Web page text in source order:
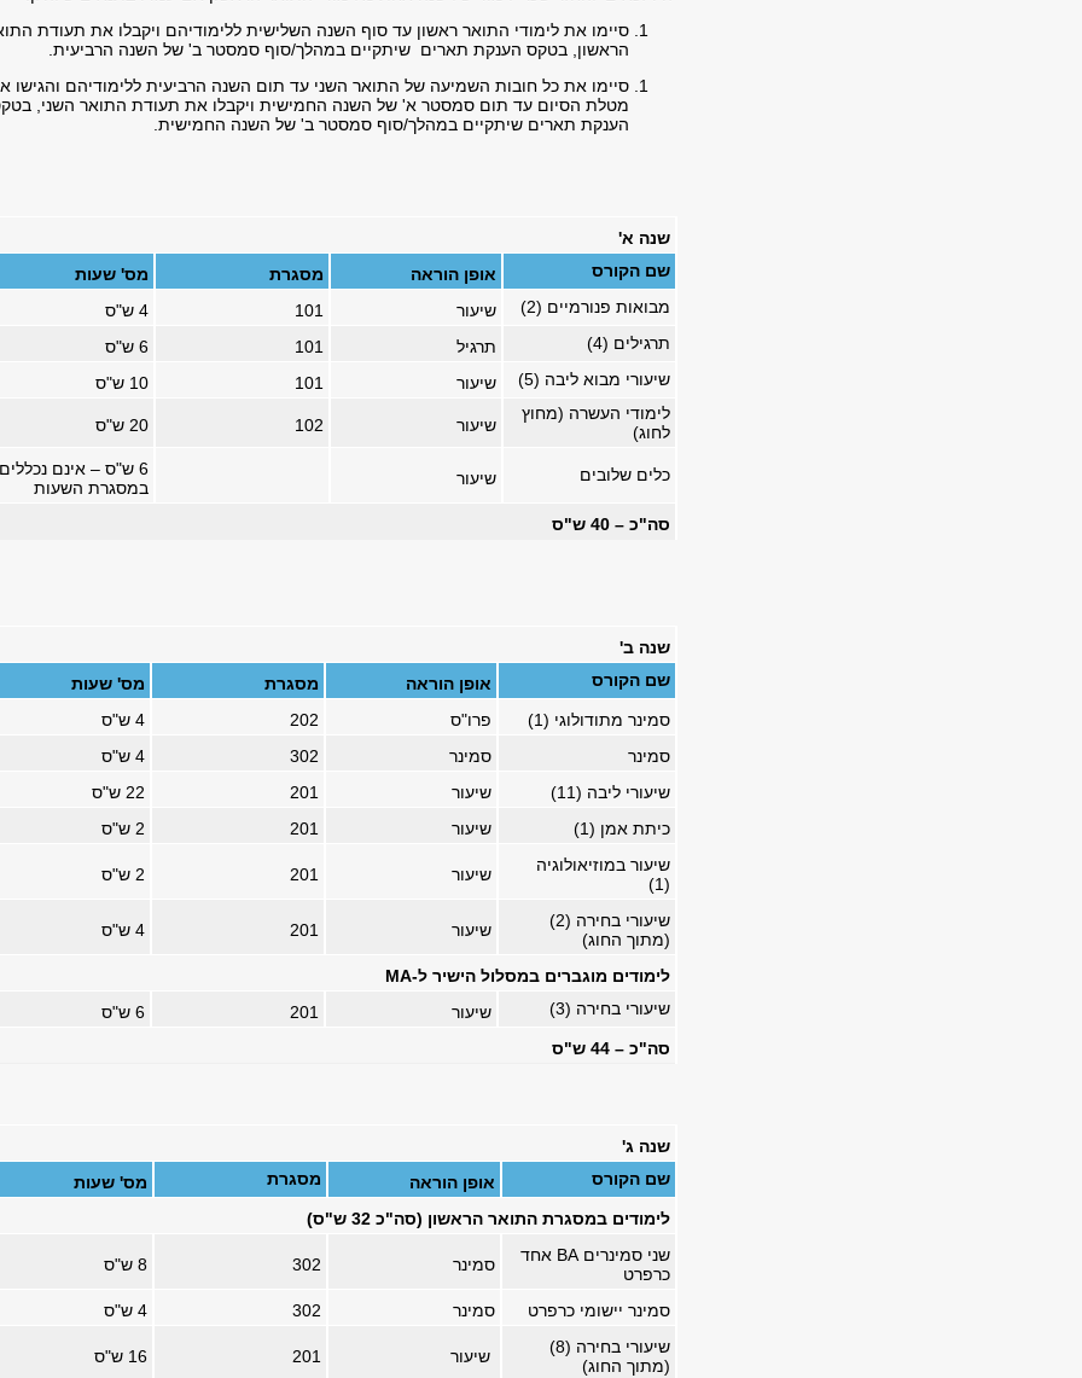
סיימו את לימודי התואר ראשון עד סוף השנה השלישית ללימודיהם ויקבלו את תעודת
הראשון, בטקס הענקת תארים שיתקיים במהלך/סוף סמסטר ב' של השנה הרביעית.
סיימו את כל חובות השמיעה של התואר השני עד תום השנה הרביעית ללימודיהם והגישו
מטלת הסיום עד תום סמסטר א' של השנה החמישית ויקבלו את תעודת התואר השני,
הענקת תארים שיתקיים במהלך/סוף סמסטר ב' של השנה החמישית.
שנה א'
שם הקורס
אופן הוראה מסגרת
מס' שעות
מבואות פנורמיים (2)
שיעור 101
4 ש"ס
תרגילים (4)
תרגיל 101
6 ש"ס
שיעורי מבוא ליבה (5)
שיעור 101
10 ש"ס
לימודי העשרה (מחוץ
לחוג)
שיעור 102 20 ש"ס
כלים שלובים שיעור
6 ש"ס – אינם נכללים
במסגרת השעות
סה"כ – 40 ש"ס
שנה ב'
שם הקורס
אופן הוראה מסגרת
מס' שעות
סמינר מתודולוגי (1)
פרו"ס 202
4 ש"ס
סמינר
סמינר 302
4 ש"ס
שיעורי ליבה (11)
שיעור 201
22 ש"ס
כיתת אמן (1)
שיעור 201
2 ש"ס
שיעור במוזיאולוגיה
(1)
שיעור 201 2 ש"ס
שיעורי בחירה (2)
(מתוך החוג)
שיעור 201 4 ש"ס
לימודים מוגברים במסלול הישיר ל-MA
שיעורי בחירה (3)
שיעור 201
6 ש"ס
סה"כ – 44 ש"ס
שנה ג'
שם הקורס
אופן הוראה מסגרת
מס' שעות
לימודים במסגרת התואר הראשון (סה"כ 32 ש"ס)
שני סמינרים BA אחד
כרפרט
סמינר 302 8 ש"ס
סמינר יישומי כרפרט סמינר 302
4 ש"ס
שיעורי בחירה (8
)
(מתוך החוג)
שיעור 201
16 ש"ס